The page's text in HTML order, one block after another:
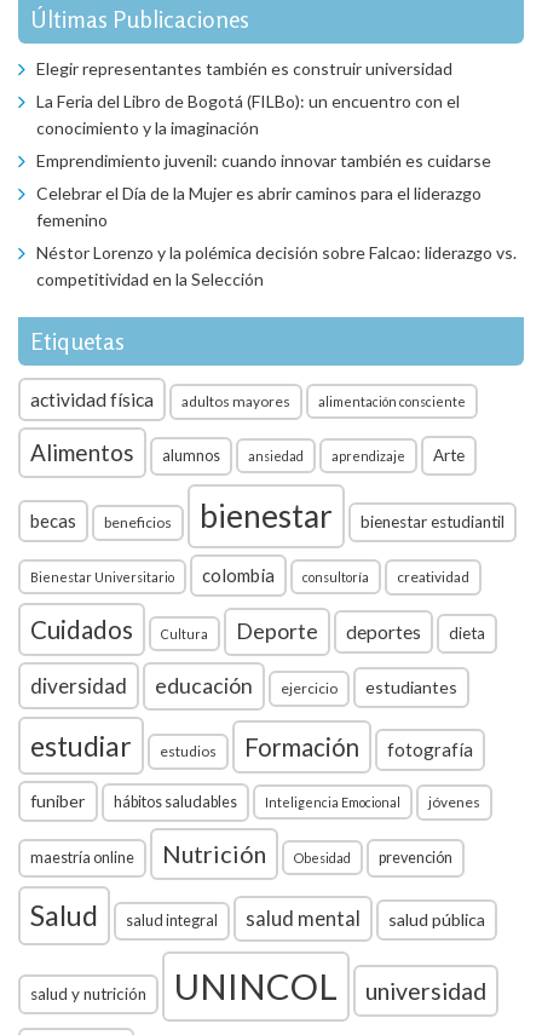
Últimas Publicaciones
Elegir representantes también es construir universidad
La Feria del Libro de Bogotá (FILBo): un encuentro con el
conocimiento y la imaginación
Emprendimiento juvenil: cuando innovar también es cuidarse
Celebrar el Día de la Mujer es abrir caminos para el liderazgo
femenino
Néstor Lorenzo y la polémica decisión sobre Falcao: liderazgo vs.
competitividad en la Selección
Etiquetas
actividad física adultos mayores alimentación consciente
Alimentos alumnos ansiedad aprendizaje Arte
becas beneficios bienestar bienestar estudiantil
Bienestar Universitario colombia consultoría creatividad
Cuidados Cultura Deporte deportes dieta
diversidad educación ejercicio estudiantes
estudiar estudios Formación fotografía
funiber hábitos saludables Inteligencia Emocional jóvenes
maestría online Nutrición Obesidad prevención
Salud salud integral salud mental salud pública
salud y nutrición UNINCOL universidad